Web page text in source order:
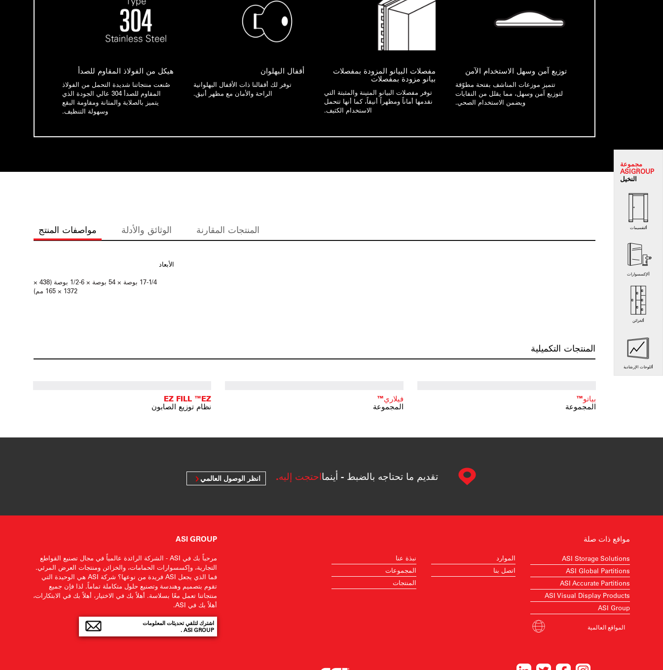
هيكل من الفولاذ المقاوم للصدأ
صُنعت منتجاتنا شديدة التحمل من الفولاذ
المقاوم للصدأ 304 عالي الجودة الذي
يتميز بالصلابة والمتانة ومقاومة البقع
وسهولة التنظيف.
أقفال البهلوان
توفر لك أقفالنا ذات الأقفال البهلوانية
الراحة والأمان مع مظهر أنيق.
مفصلات البيانو المزودة بمفصلات
بيانو مزودة بمفصلات
توفر مفصلات البيانو المتينة والمثبتة التي
نقدمها أماناً ومظهراً أنيقاً، كما أنها تتحمل
الاستخدام الكثيف.
توزيع آمن وسهل الاستخدام الآمن
تتميز موزعات المناشف بفتحة مطوّقة
لتوزيع آمن وسهل، مما يقلل من النفايات
ويضمن الاستخدام الصحي.
مواصفات المنتج الوثائق والأدلة المنتجات المقارنة
الأبعاد
17-1/4 بوصة × 54 بوصة × 6-1/2 بوصة (438 ×
1372 × 165 مم)
المنتجات التكميلية
EZ FILL ™EZ
نظام توزيع الصابون
فيلاري™
المجموعة
بياتو™
المجموعة
تقديم ما تحتاجه بالضبط - أينمااحتجت إليه. انظر الوصول العالمي
مجموعة
ASIGROUP
النخيل
التقسيمات
الإكسسوارات
الخزائن
اللوحات الإرشادية
ASI GROUP
مرحباً بك في ASI - الشركة الرائدة عالمياً في مجال تصنيع القواطع
التجارية، وإكسسوارات الحمامات، والخزائن ومنتجات العرض المرئي.
فما الذي يجعل ASI فريدة من نوعها؟ شركة ASI هي الوحيدة التي
تقوم بتصميم وهندسة وتصنيع حلول متكاملة تماماً. لذا فإن جميع
منتجاتنا تعمل معًا بسلاسة. أهلاً بك في الاختيار، أهلاً بك في الابتكارات،
أهلاً بك في ASI.
اشترك لتلقي تحديثات المعلومات
ASI GROUP .
نبذة عنا
المجموعات
المنتجات
الموارد
اتصل بنا
مواقع ذات صلة
ASI Storage Solutions
ASI Global Partitions
ASI Accurate Partitions
ASI Visual Display Products
ASI Group
المواقع العالمية